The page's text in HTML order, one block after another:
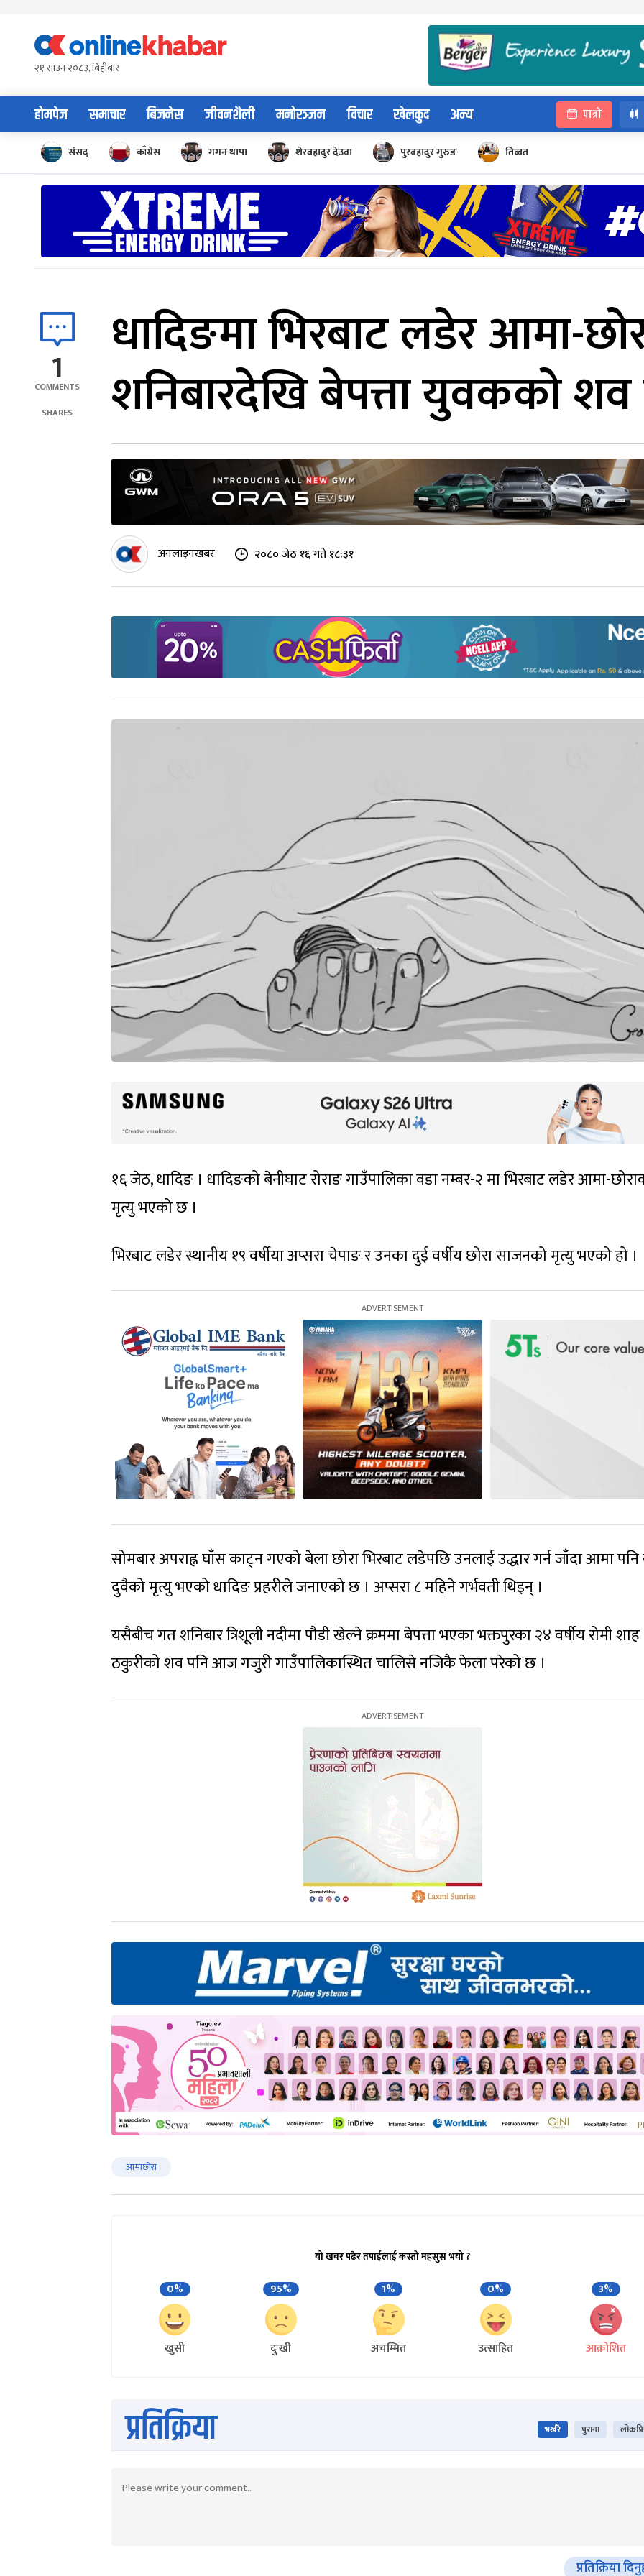
content२१ साउन २०८३, बिहीबार
होमपेज समाचार बिजनेस जीवनशैली मनोरञ्जन विचार खेलकुद अन्य पात्रो
संसद् काँग्रेस गगन थापा शेरबहादुर देउवा पुरबहादुर गुरुङ तिब्बत
1
COMMENTS
SHARES
धादिङमा भिरबाट लडेर आमा-
शनिबारदेखि बेपत्ता युवकको शव
अनलाइनखबर २०८० जेठ १६ गते १८:३१
१६ जेठ, धादिङ । धादिङको बेनीघाट रोराङ गाउँपालिका वडा नम्बर-२ मा भिरबाट लडेर आमा-
मृत्यु भएको छ ।
भिरबाट लडेर स्थानीय १९ वर्षीया अप्सरा चेपाङ र उनका दुई वर्षीय छोरा साजनको मृत्यु भएको हो ।
सोमबार अपराह्न घाँस काट्न गएको बेला छोरा भिरबाट लडेपछि उनलाई उद्धार गर्न जाँदा आमा
दुवैको मृत्यु भएको धादिङ प्रहरीले जनाएको छ । अप्सरा ८ महिने गर्भवती थिइन् ।
यसैबीच गत शनिबार त्रिशूली नदीमा पौडी खेल्ने क्रममा बेपत्ता भएका भक्तपुरका २४ वर्षीय रोमी शाह
ठकुरीको शव पनि आज गजुरी गाउँपालिकास्थित चालिसे नजिकै फेला परेको छ ।
आमाछोरा
यो खबर पढेर तपाईलाई कस्तो महसुस भयो ?
0%
खुसी
95%
दुःखी
1%
अचम्मित
0%
उत्साहित
3%
आक्रोशित
प्रतिक्रिया भर्खरै पुराना
प्रतिक्रिया